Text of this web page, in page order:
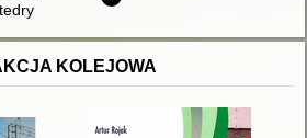
: hala peronowa w architekturze
KOLEJOWA